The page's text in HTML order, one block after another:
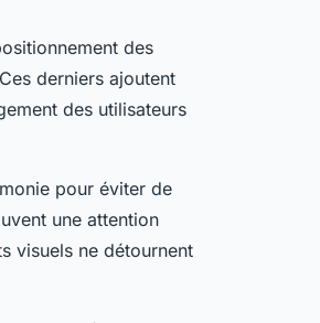
des
derniers ajoutent
des utilisateurs
pour éviter de
une attention
visuels ne détournent